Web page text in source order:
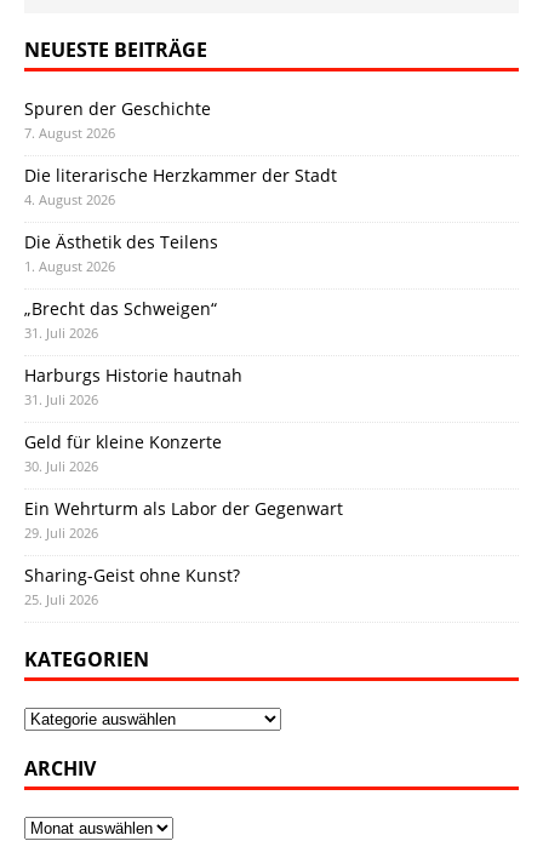
NEUESTE BEITRÄGE
Spuren der Geschichte
7. August 2026
Die literarische Herzkammer der Stadt
4. August 2026
Die Ästhetik des Teilens
1. August 2026
„Brecht das Schweigen“
31. Juli 2026
Harburgs Historie hautnah
31. Juli 2026
Geld für kleine Konzerte
30. Juli 2026
Ein Wehrturm als Labor der Gegenwart
29. Juli 2026
Sharing-Geist ohne Kunst?
25. Juli 2026
KATEGORIEN
Kategorien
ARCHIV
Archiv